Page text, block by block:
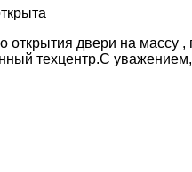
двери на массу
техцентр.С